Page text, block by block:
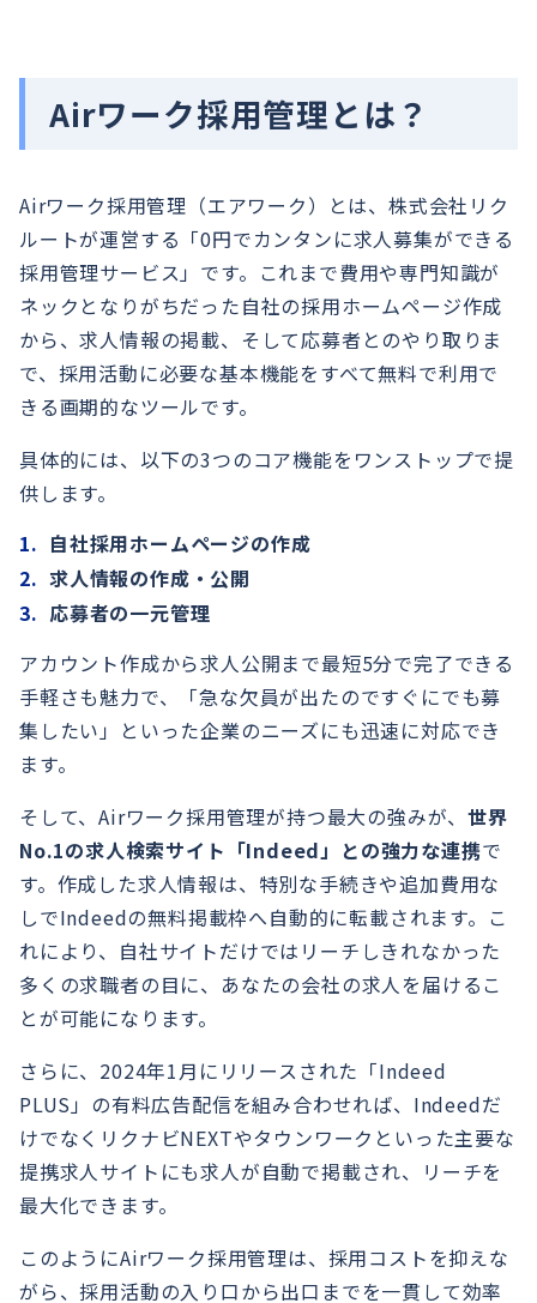
Airワーク採用管理とは？
Airワーク採用管理（エアワーク）とは、株式会社リク
ルートが運営する「0円でカンタンに求人募集ができる
採用管理サービス」です。これまで費用や専門知識が
ネックとなりがちだった自社の採用ホームページ作成
から、求人情報の掲載、そして応募者とのやり取りま
で、採用活動に必要な基本機能をすべて無料で利用で
きる画期的なツールです。
具体的には、以下の3つのコア機能をワンストップで提
供します。
自社採用ホームページの作成
求人情報の作成・公開
応募者の一元管理
アカウント作成から求人公開まで最短5分で完了できる
手軽さも魅力で、「急な欠員が出たのですぐにでも募
集したい」といった企業のニーズにも迅速に対応でき
ます。
そして、Airワーク採用管理が持つ最大の強みが、世界
No.1の求人検索サイト「Indeed」との強力な連携で
す。作成した求人情報は、特別な手続きや追加費用な
しでIndeedの無料掲載枠へ自動的に転載されます。こ
れにより、自社サイトだけではリーチしきれなかった
多くの求職者の目に、あなたの会社の求人を届けるこ
とが可能になります。
さらに、2024年1月にリリースされた「Indeed
PLUS」の有料広告配信を組み合わせれば、Indeedだ
けでなくリクナビNEXTやタウンワークといった主要な
提携求人サイトにも求人が自動で掲載され、リーチを
最大化できます。
このようにAirワーク採用管理は、採用コストを抑えな
がら、採用活動の入り口から出口までを一貫して効率